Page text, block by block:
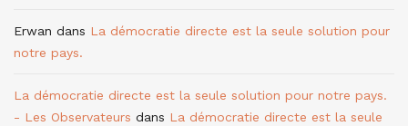
Erwan dans La démocratie directe est la seule solution pour
notre pays.
La démocratie directe est la seule solution pour notre pays.
- Les Observateurs dans La démocratie directe est la seule